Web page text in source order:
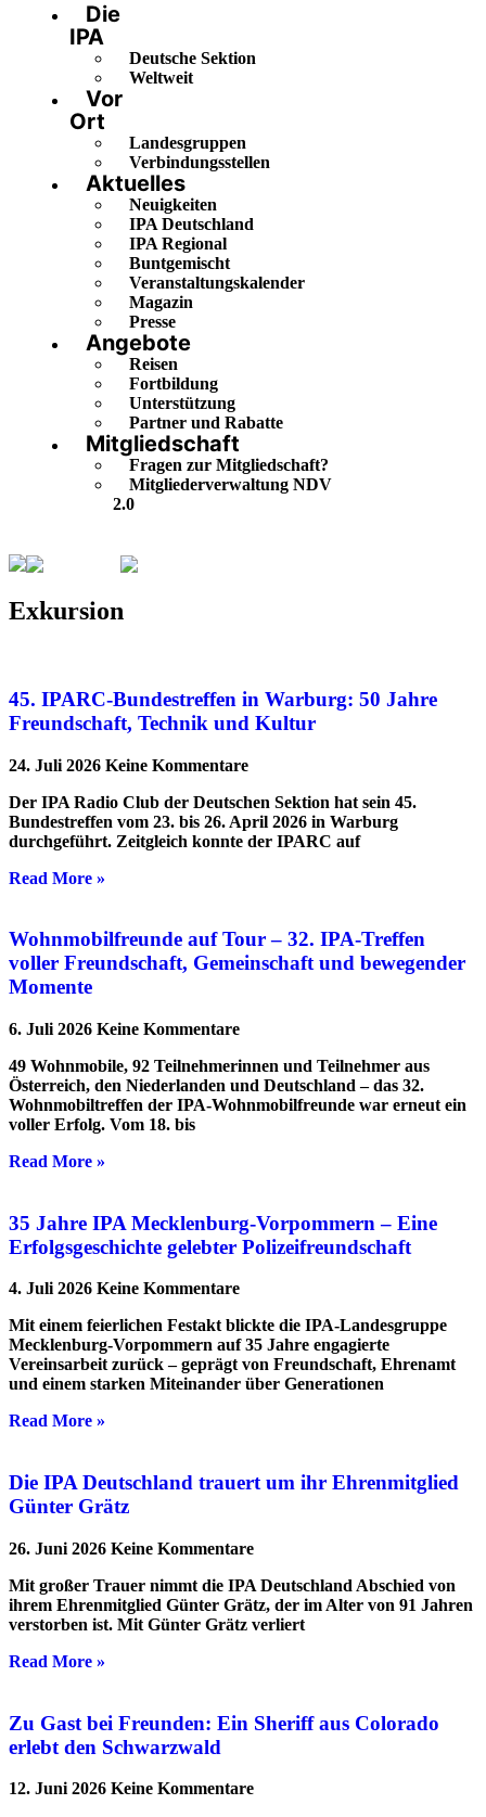
Die
IPA
Deutsche Sektion
Weltweit
Vor
Ort
Landesgruppen
Verbindungsstellen
Aktuelles
Neuigkeiten
IPA Deutschland
IPA Regional
Buntgemischt
Veranstaltungskalender
Magazin
Presse
Angebote
Reisen
Fortbildung
Unterstützung
Partner und Rabatte
Mitgliedschaft
Fragen zur Mitgliedschaft?
Mitgliederverwaltung NDV
2.0
Exkursion
45. IPARC-Bundestreffen in Warburg: 50 Jahre
Freundschaft, Technik und Kultur
24. Juli 2026 Keine Kommentare
Der IPA Radio Club der Deutschen Sektion hat sein 45.
Bundestreffen vom 23. bis 26. April 2026 in Warburg
durchgeführt. Zeitgleich konnte der IPARC auf
Read More »
Wohnmobilfreunde auf Tour – 32. IPA-Treffen
voller Freundschaft, Gemeinschaft und bewegender
Momente
6. Juli 2026 Keine Kommentare
49 Wohnmobile, 92 Teilnehmerinnen und Teilnehmer aus
Österreich, den Niederlanden und Deutschland – das 32.
Wohnmobiltreffen der IPA-Wohnmobilfreunde war erneut ein
voller Erfolg. Vom 18. bis
Read More »
35 Jahre IPA Mecklenburg-Vorpommern – Eine
Erfolgsgeschichte gelebter Polizeifreundschaft
4. Juli 2026 Keine Kommentare
Mit einem feierlichen Festakt blickte die IPA-Landesgruppe
Mecklenburg-Vorpommern auf 35 Jahre engagierte
Vereinsarbeit zurück – geprägt von Freundschaft, Ehrenamt
und einem starken Miteinander über Generationen
Read More »
Die IPA Deutschland trauert um ihr Ehrenmitglied
Günter Grätz
26. Juni 2026 Keine Kommentare
Mit großer Trauer nimmt die IPA Deutschland Abschied von
ihrem Ehrenmitglied Günter Grätz, der im Alter von 91 Jahren
verstorben ist. Mit Günter Grätz verliert
Read More »
Zu Gast bei Freunden: Ein Sheriff aus Colorado
erlebt den Schwarzwald
12. Juni 2026 Keine Kommentare